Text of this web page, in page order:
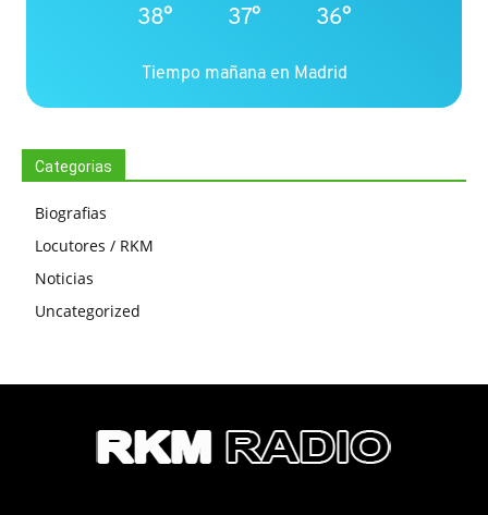
38° 37° 36°
Tiempo mañana en Madrid
Categorias
Biografias
Locutores / RKM
Noticias
Uncategorized